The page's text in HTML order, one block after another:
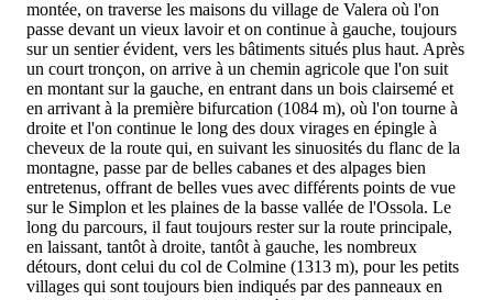
montée, on traverse les maisons du village de Valera où l'on
passe devant un vieux lavoir et on continue à gauche, toujours
sur un sentier évident, vers les bâtiments situés plus haut. Après
un court tronçon, on arrive à un chemin agricole que l'on suit
en montant sur la gauche, en entrant dans un bois clairsemé et
en arrivant à la première bifurcation (1084 m), où l'on tourne à
droite et l'on continue le long des doux virages en épingle à
cheveux de la route qui, en suivant les sinuosités du flanc de la
montagne, passe par de belles cabanes et des alpages bien
entretenus, offrant de belles vues avec différents points de vue
sur le Simplon et les plaines de la basse vallée de l'Ossola. Le
long du parcours, il faut toujours rester sur la route principale,
en laissant, tantôt à droite, tantôt à gauche, les nombreux
détours, dont celui du col de Colmine (1313 m), pour les petits
villages qui sont toujours bien indiqués par des panneaux en